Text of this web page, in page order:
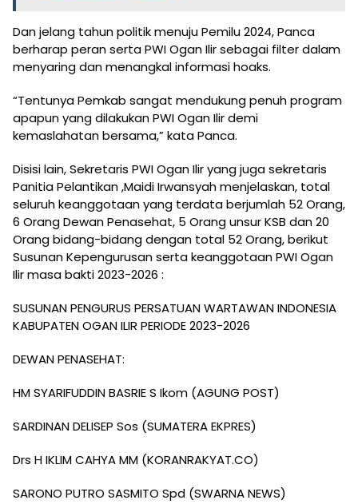
Dan jelang tahun politik menuju Pemilu 2024, Panca
berharap peran serta PWI Ogan Ilir sebagai filter dalam
menyaring dan menangkal informasi hoaks.
“Tentunya Pemkab sangat mendukung penuh program
apapun yang dilakukan PWI Ogan Ilir demi
kemaslahatan bersama,” kata Panca.
Disisi lain, Sekretaris PWI Ogan Ilir yang juga sekretaris
Panitia Pelantikan ,Maidi Irwansyah menjelaskan, total
seluruh keanggotaan yang terdata berjumlah 52 Orang,
6 Orang Dewan Penasehat, 5 Orang unsur KSB dan 20
Orang bidang-bidang dengan total 52 Orang, berikut
Susunan Kepengurusan serta keanggotaan PWI Ogan
Ilir masa bakti 2023-2026 :
SUSUNAN PENGURUS PERSATUAN WARTAWAN INDONESIA
KABUPATEN OGAN ILIR PERIODE 2023-2026
DEWAN PENASEHAT:
HM SYARIFUDDIN BASRIE S Ikom (AGUNG POST)
SARDINAN DELISEP Sos (SUMATERA EKPRES)
Drs H IKLIM CAHYA MM (KORANRAKYAT.CO)
SARONO PUTRO SASMITO Spd (SWARNA NEWS)